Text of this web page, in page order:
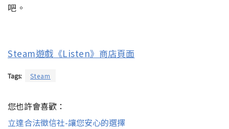
吧。
Steam遊戲《Listen》商店頁面
Tags: Steam
您也許會喜歡：
立達合法徵信社-讓您安心的選擇